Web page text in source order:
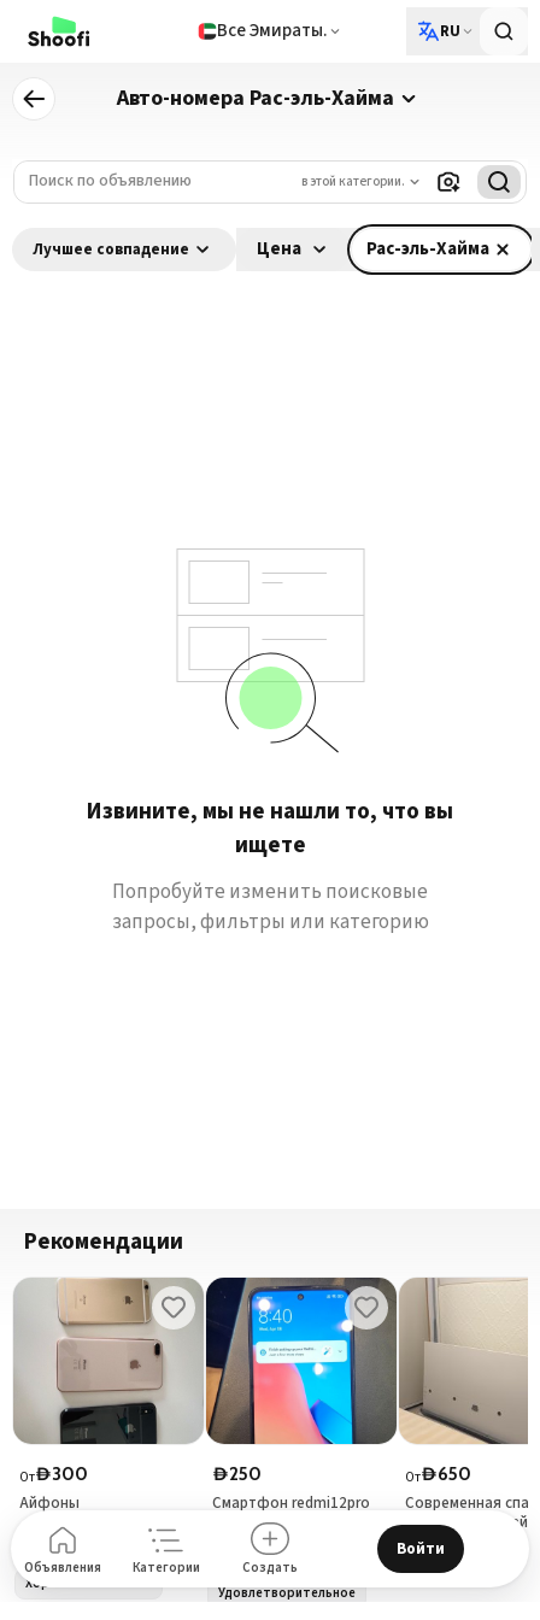
Все Эмираты. RU
Объявления Категории Создать
Войти
Авто-номера Рас-эль-Хайма
в этой категории.
Лучшее совпадение Цена Рас-эль-Хайма
Извините, мы не нашли то, что вы
ищете
Попробуйте изменить поисковые
запросы, фильтры или категорию
Рекомендации
ОтD300
Айфоны
Apple
Хорошее состояние
D250
Смартфон redmi12pro
256 ГБ б/у
Xiaomi
Удовлетворительное
ОтD650
Современная
кровать кинг-
Tariaq Bedon Esm